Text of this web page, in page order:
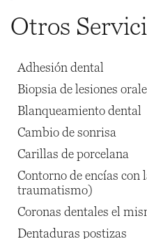
Otros
Adhesión dental
Biopsia de lesiones
Blanqueamiento dental
Cambio de sonrisa
Carillas de porcelana
Contorno de encías con
traumatismo)
Coronas dentales el
Dentaduras postizas